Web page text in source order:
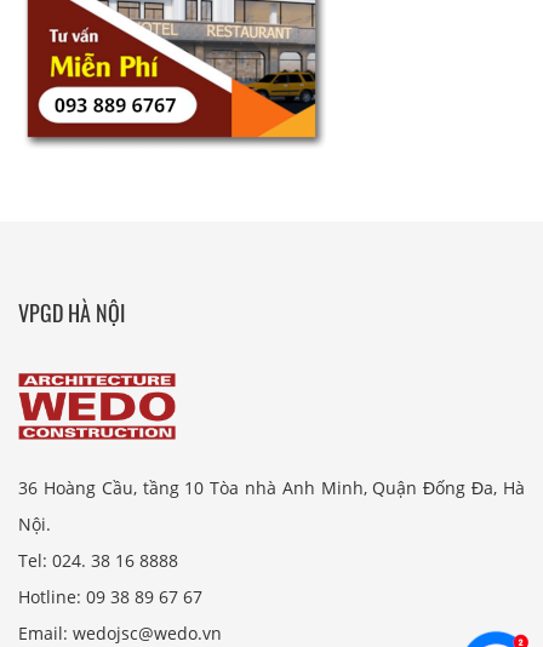
VPGD HÀ NỘI
36 Hoàng Cầu, tầng 10 Tòa nhà Anh Minh, Quận Đống Đa, Hà
Nội.
Tel: 024. 38 16 8888
Hotline: 09 38 89 67 67
Email: wedojsc@wedo.vn